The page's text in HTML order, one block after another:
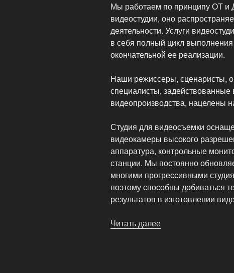
Мы работаем по принципу ОТ и
видеостудии, оно
деятельности. Услуги
в себя полный цикл
окончательной ее реализации.
Наши режиссеры, сценаристы,
специалисты,
видеопроизводства, нацелены
Студия для видеосъемки
видеокамеры высокого
аппаратура, контрольные
станции. Мы постоянно
многими прогрессивными
поэтому способны добиваться
результатов в изготовлении
Читать далее